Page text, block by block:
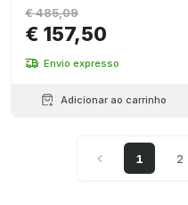
€ 157,50
€ 485,09
Envio expresso
Adicionar ao carrinho
1 2